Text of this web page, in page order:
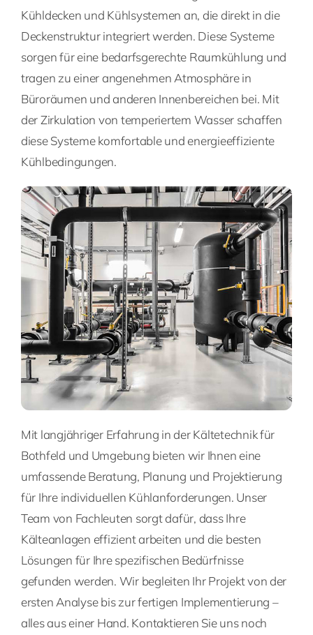
Kühldecken und Kühlsystemen an, die direkt in die
Deckenstruktur integriert werden. Diese Systeme
sorgen für eine bedarfsgerechte Raumkühlung und
tragen zu einer angenehmen Atmosphäre in
Büroräumen und anderen Innenbereichen bei. Mit
der Zirkulation von temperiertem Wasser schaffen
diese Systeme komfortable und energieeffiziente
Kühlbedingungen.
Mit langjähriger Erfahrung in der Kältetechnik für
Bothfeld und Umgebung bieten wir Ihnen eine
umfassende Beratung, Planung und Projektierung
für Ihre individuellen Kühlanforderungen. Unser
Team von Fachleuten sorgt dafür, dass Ihre
Kälteanlagen effizient arbeiten und die besten
Lösungen für Ihre spezifischen Bedürfnisse
gefunden werden. Wir begleiten Ihr Projekt von der
ersten Analyse bis zur fertigen Implementierung –
alles aus einer Hand. Kontaktieren Sie uns noch